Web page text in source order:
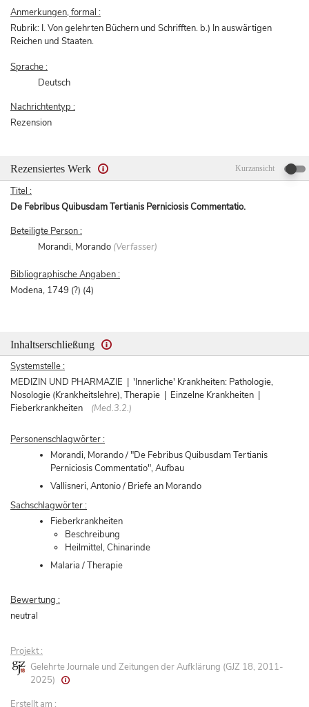
Anmerkungen, formal :
Rubrik: I. Von gelehrten Büchern und Schrifften. b.) In auswärtigen
Reichen und Staaten.
Sprache :
Deutsch
Nachrichtentyp :
Rezension
Rezensiertes Werk Kurzansicht
Titel :
De Febribus Quibusdam Tertianis Perniciosis Commentatio.
Beteiligte Person :
Morandi, Morando (Verfasser)
Bibliographische Angaben :
Modena, 1749 (?) (4)
Inhaltserschließung
Systemstelle :
MEDIZIN UND PHARMAZIE | 'Innerliche' Krankheiten: Pathologie,
Nosologie (Krankheitslehre), Therapie | Einzelne Krankheiten |
Fieberkrankheiten
(Med.3.2.)
Personenschlagwörter :
Morandi, Morando / "De Febribus Quibusdam Tertianis
Perniciosis Commentatio", Aufbau
Vallisneri, Antonio / Briefe an Morando
Sachschlagwörter :
Fieberkrankheiten
Beschreibung
Heilmittel, Chinarinde
Malaria / Therapie
Bewertung :
neutral
Projekt :
Gelehrte Journale und Zeitungen der Aufklärung (GJZ 18, 2011-
2025)
Erstellt am :